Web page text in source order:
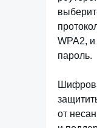
WPA2,
пароль.
от